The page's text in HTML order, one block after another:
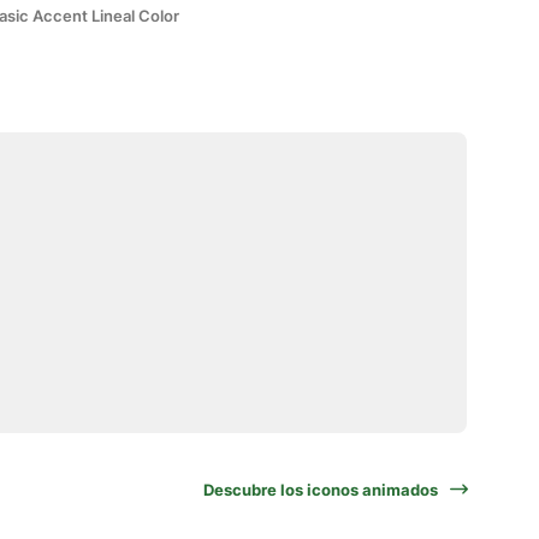
Accent Lineal Color
Descubre los iconos animados